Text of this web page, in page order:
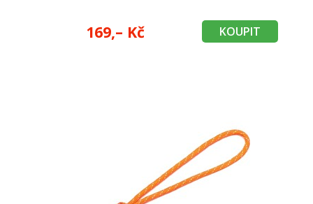
169,– Kč KOUPIT